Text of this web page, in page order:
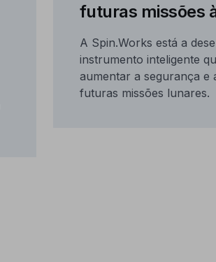
futuras missões
A Spin.Works está a
instrumento inteligente
aumentar a segurança e
futuras missões lunares.